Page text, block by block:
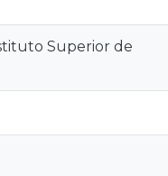
Superior de